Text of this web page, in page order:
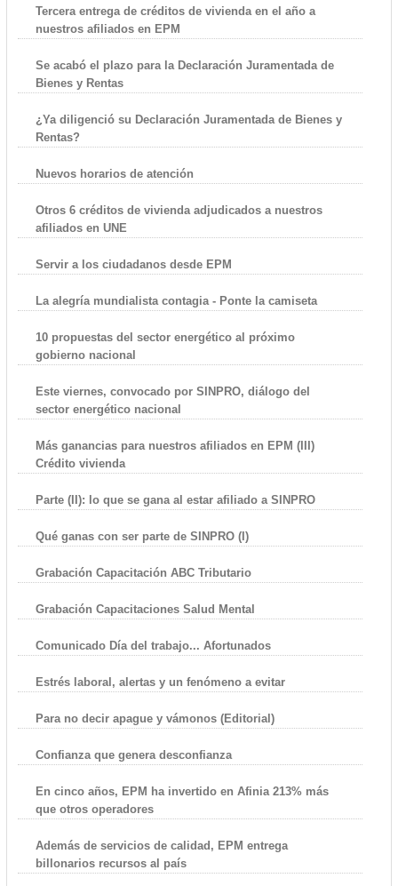
Tercera entrega de créditos de vivienda en el año a
nuestros afiliados en EPM
Se acabó el plazo para la Declaración Juramentada de
Bienes y Rentas
¿Ya diligenció su Declaración Juramentada de Bienes y
Rentas?
Nuevos horarios de atención
Otros 6 créditos de vivienda adjudicados a nuestros
afiliados en UNE
Servir a los ciudadanos desde EPM
La alegría mundialista contagia - Ponte la camiseta
10 propuestas del sector energético al próximo
gobierno nacional
Este viernes, convocado por SINPRO, diálogo del
sector energético nacional
Más ganancias para nuestros afiliados en EPM (III)
Crédito vivienda
Parte (II): lo que se gana al estar afiliado a SINPRO
Qué ganas con ser parte de SINPRO (I)
Grabación Capacitación ABC Tributario
Grabación Capacitaciones Salud Mental
Comunicado Día del trabajo... Afortunados
Estrés laboral, alertas y un fenómeno a evitar
Para no decir apague y vámonos (Editorial)
Confianza que genera desconfianza
En cinco años, EPM ha invertido en Afinia 213% más
que otros operadores
Además de servicios de calidad, EPM entrega
billonarios recursos al país